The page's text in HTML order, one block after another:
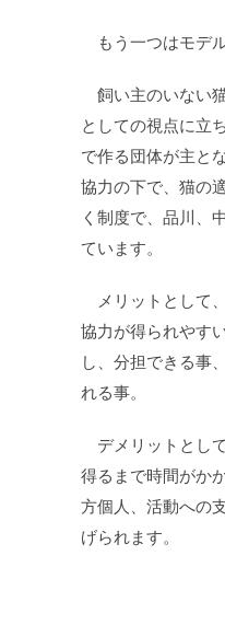
もう一つはモデル
飼い主のいない
としての視点に立
で作る団体が主と
協力の下で、猫の
く制度で、品川、
ています。
メリットとして
協力が得られやす
し、分担できる事
れる事。
デメリットとし
得るまで時間がか
方個人、活動への
げられます。